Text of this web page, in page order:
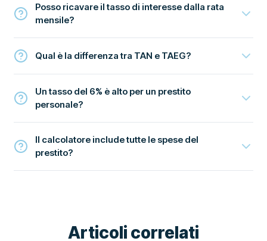
Posso ricavare il tasso di interesse dalla rata
mensile?
Qual è la differenza tra TAN e TAEG?
Un tasso del 6% è alto per un prestito
personale?
Il calcolatore include tutte le spese del
prestito?
Articoli correlati